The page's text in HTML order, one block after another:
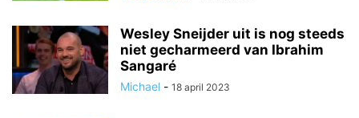
Wesley Sneijder uit is nog steeds
niet gecharmeerd van Ibrahim
Sangaré
Michael - 18 april 2023